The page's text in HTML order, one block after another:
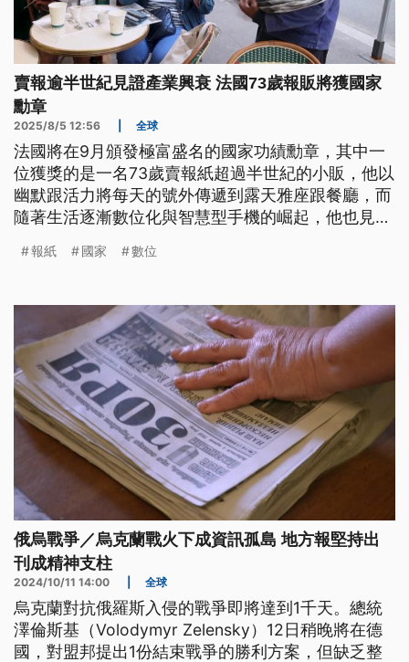
賣報逾半世紀見證產業興衰 法國73歲報販將獲國家
勳章
2025/8/5 12:56 全球
法國將在9月頒發極富盛名的國家功績勳章，其中一
位獲獎的是一名73歲賣報紙超過半世紀的小販，他以
幽默跟活力將每天的號外傳遞到露天雅座跟餐廳，而
隨著生活逐漸數位化與智慧型手機的崛起，他也見證
報紙 國家 數位
俄烏戰爭／烏克蘭戰火下成資訊孤島 地方報堅持出
刊成精神支柱
2024/10/11 14:00 全球
烏克蘭對抗俄羅斯入侵的戰爭即將達到1千天。總統
澤倫斯基（Volodymyr Zelensky）12日稍晚將在德
國，對盟邦提出1份結束戰爭的勝利方案，但缺乏整